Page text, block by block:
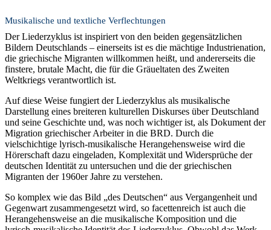
Musikalische und textliche Verflechtungen
Der Liederzyklus ist inspiriert von den beiden gegensätzlichen
Bildern Deutschlands – einerseits ist es die mächtige Industrienation,
die griechische Migranten willkommen heißt, und andererseits die
finstere, brutale Macht, die für die Gräueltaten des Zweiten
Weltkriegs verantwortlich ist.
Auf diese Weise fungiert der Liederzyklus als musikalische
Darstellung eines breiteren kulturellen Diskurses über Deutschland
und seine Geschichte und, was noch wichtiger ist, als Dokument der
Migration griechischer Arbeiter in die BRD. Durch die
vielschichtige lyrisch-musikalische Herangehensweise wird die
Hörerschaft dazu eingeladen, Komplexität und Widersprüche der
deutschen Identität zu untersuchen und die der griechischen
Migranten der 1960er Jahre zu verstehen.
So komplex wie das Bild „des Deutschen“ aus Vergangenheit und
Gegenwart zusammengesetzt wird, so facettenreich ist auch die
Herangehensweise an die musikalische Komposition und die